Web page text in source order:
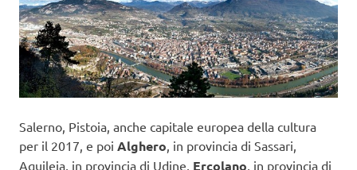
Salerno, Pistoia, anche capitale europea della cultura
per il 2017, e poi Alghero , in provincia di Sassari,
Aquileia, in provincia di Udine, Ercolano , in provincia di